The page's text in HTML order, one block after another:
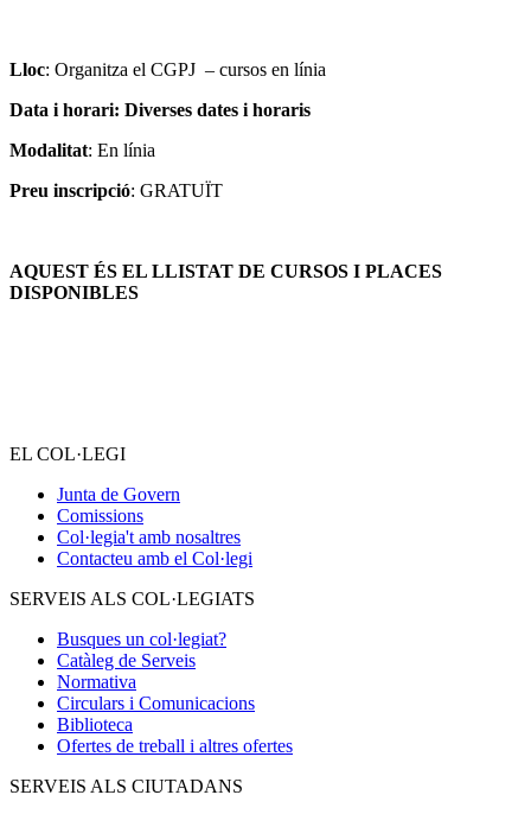
Lloc: Organitza el CGPJ – cursos en línia
Data i horari: Diverses dates i horaris
Modalitat: En línia
Preu inscripció: GRATUÏT
AQUEST ÉS EL LLISTAT DE CURSOS I PLACES
DISPONIBLES
EL COL·LEGI
Junta de Govern
Comissions
Col·legia't amb nosaltres
Contacteu amb el Col·legi
SERVEIS ALS COL·LEGIATS
Busques un col·legiat?
Catàleg de Serveis
Normativa
Circulars i Comunicacions
Biblioteca
Ofertes de treball i altres ofertes
SERVEIS ALS CIUTADANS